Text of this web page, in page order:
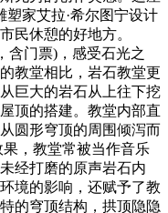
塑家艾拉·希尔图宁设计
民休憩的好地方。
含门票)，感受石光之
教堂相比，岩石教堂更
巨大的岩石从上往下挖
顶的搭建。教堂内部直
圆形穹顶的周围倾泻而
，教堂常被当作音乐
经打磨的原声岩石内
境的影响，还赋予了教
的穹顶结构，拱顶隐隐